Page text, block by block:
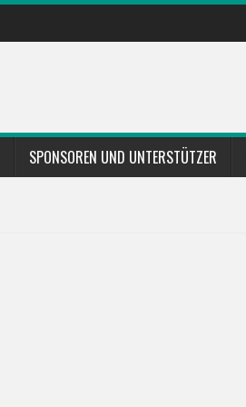
SPONSOREN UND UNTERSTÜTZER